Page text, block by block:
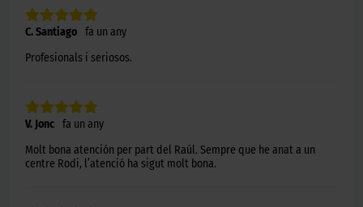
C. Santiago fa un any
Profesionals i seriosos.
V. Jonc fa un any
Molt bona atención per part del Raúl. Sempre que he anat a un
centre Rodi, l’atenció ha sigut molt bona.